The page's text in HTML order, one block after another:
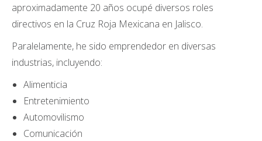
aproximadamente 20 años ocupé diversos roles
directivos en la Cruz Roja Mexicana en Jalisco.
Paralelamente, he sido emprendedor en diversas
industrias, incluyendo:
Alimenticia
Entretenimiento
Automovilismo
Comunicación